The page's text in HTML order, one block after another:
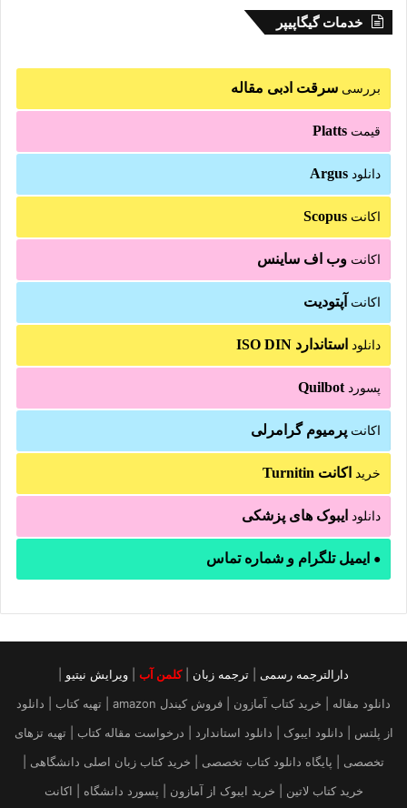
خدمات گیگاپیپر
بررسی سرقت ادبی مقاله
قیمت Platts
دانلود Argus
اکانت Scopus
اکانت وب اف ساینس
اکانت آپتودیت
دانلود استاندارد ISO DIN
پسورد Quilbot
اکانت پرمیوم گرامرلی
خرید اکانت Turnitin
دانلود ایبوک های پزشکی
● ایمیل تلگرام و شماره تماس
دارالترجمه رسمی ترجمه زبان |کلمن آب ویرایش نیتیو
دانلود مقاله | خرید کتاب آمازون | فروش کیندل amazon | تهیه کتاب | دانلود
از پلتس | دانلود ایبوک | دانلود استاندارد | درخواست مقاله کتاب | تهیه تزهای
تخصصی | پایگاه دانلود کتاب تخصصی | خرید کتاب زبان اصلی دانشگاهی |
خرید کتاب لاتین | خرید ایبوک از آمازون | پسورد دانشگاه | اکانت